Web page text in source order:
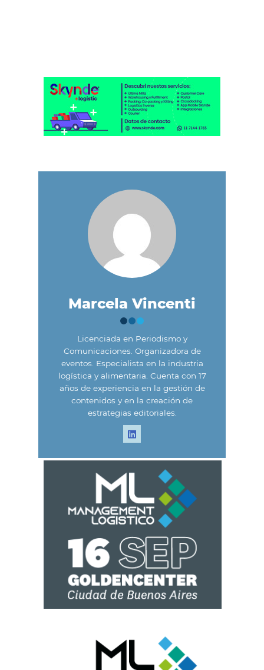
Marcela Vincenti
Licenciada en Periodismo y
Comunicaciones. Organizadora de
eventos. Especialista en la industria
logística y alimentaria. Cuenta con 17
años de experiencia en la gestión de
contenidos y en la creación de
estrategias editoriales.